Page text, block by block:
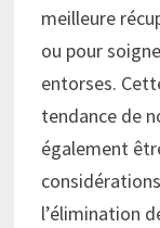
meilleure
ou pour
entorses.
tendance de
également
l’élimination